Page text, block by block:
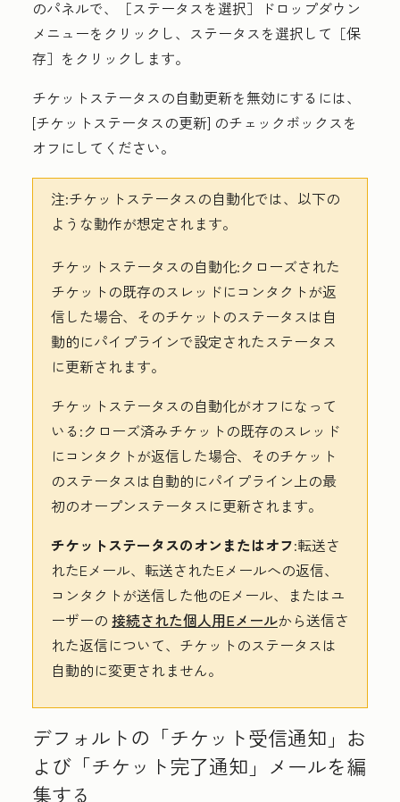
のパネルで、
［ステータスを選択］ドロップダウン
メニューをクリックし、 ステータスを選択して［保
存］ をクリックします。
チケットステータスの自動更新を無効にするには、
[チケットステータスの更新] のチェックボックスを
オフにしてください。
注:チケットステータスの自動化では、以下の
ような動作が想定されます。
チケットステータスの自動化:クローズされた
チケットの既存のスレッドにコンタクトが返
信した場合、そのチケットのステータスは自
動的にパイプラインで設定されたステータス
に更新されます。
チケットステータスの自動化がオフにな って
いる:クローズ済みチケットの既存のスレッド
にコンタクトが返信した場合、そのチケット
のステータスは自動的にパイプライン上の最
初のオープンステータスに更新されます。
チケットステータスのオンまたはオフ:転送さ
れたEメール、転送されたEメールへの返信、
コンタクトが送信した他のEメール、またはユ
ーザーの 接続された個人用Eメールから送信さ
れた返信について、チケットのステータスは
自動的に変更されません。
デフォルトの「チケット受信通知」お
よび「チケット完了通知」メールを編
集する